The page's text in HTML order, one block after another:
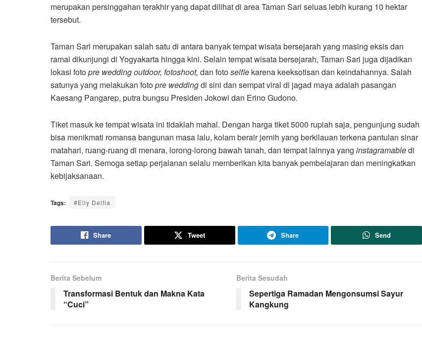
merupakan persinggahan terakhir yang dapat dilihat di area Taman Sari seluas lebih kurang 10 hektar
tersebut.
Taman Sari merupakan salah satu di antara banyak tempat wisata bersejarah yang masing eksis dan
ramai dikunjungi di Yogyakarta hingga kini. Selain tempat wisata bersejarah, Taman Sari juga dijadikan
lokasi fotopre wedding outdoor, fotoshoot, dan fotoselfie karena keeksotisan dan keindahannya. Salah
satunya yang melakukan fotopre weddingdi sini dan sempat viral di jagad maya adalah pasangan
Kaesang Pangarep, putra bungsu Presiden Jokowi dan Erino Gudono.
Tiket masuk ke tempat wisata ini tidaklah mahal. Dengan harga tiket 5000 rupiah saja, pengunjung sudah
bisa menikmati romansa bangunan masa lalu, kolam berair jernih yang berkilauan terkena pantulan sinar
matahari, ruang-ruang di menara, lorong-lorong bawah tanah, dan tempat lainnya yang instagramabledi
Taman Sari. Semoga setiap perjalanan selalu memberikan kita banyak pembelajaran dan meningkatkan
kebijaksanaan.
Tags: #Elly Delfia
Share Tweet Share Send
Berita Sebelum
Transformasi Bentuk dan Makna Kata
“Cuci”
Berita Sesudah
Sepertiga Ramadan Mengonsumsi Sayur
Kangkung